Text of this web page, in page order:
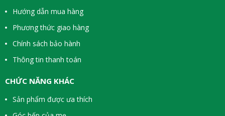
Hướng dẫn mua hàng
Phương thức giao hàng
Chính sách bảo hành
Thông tin thanh toán
CHỨC NĂNG KHÁC
Sản phẩm được ưa thích